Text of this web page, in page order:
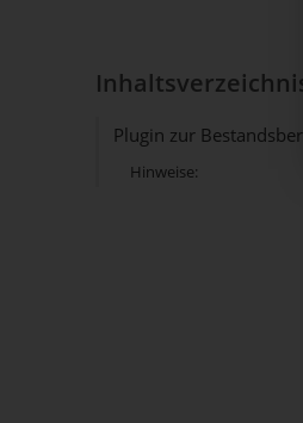
Plugin zur
Hinweise: